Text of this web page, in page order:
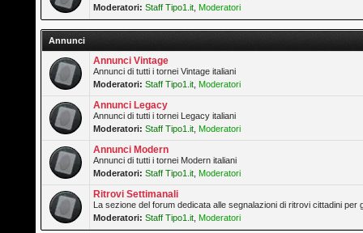
Moderatori: Staff Tipo1.it Moderatori
Annunci
Annunci Vintage
Annunci di tutti i tornei Vintage italiani
Moderatori: Staff Tipo1.it Moderatori
Annunci Legacy
Annunci di tutti i tornei Legacy italiani
Moderatori: Staff Tipo1.it Moderatori
Annunci Modern
Annunci di tutti i tornei Modern italiani
Moderatori: Staff Tipo1.it Moderatori
Ritrovi Settimanali
La sezione del forum dedicata alle segnalazioni di ritrovi cittadini per
Moderatori: Staff Tipo1.it Moderatori